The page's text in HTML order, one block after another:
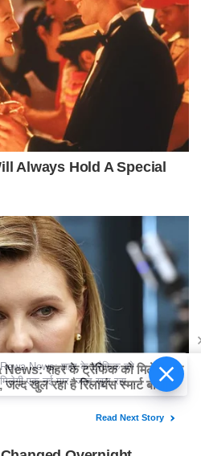
Rewa News: शहर के ट्रैफिक को
मिलेगी एक नई मार, जल्द खुल रहा है
रिलायंस स्मार्ट बाजार